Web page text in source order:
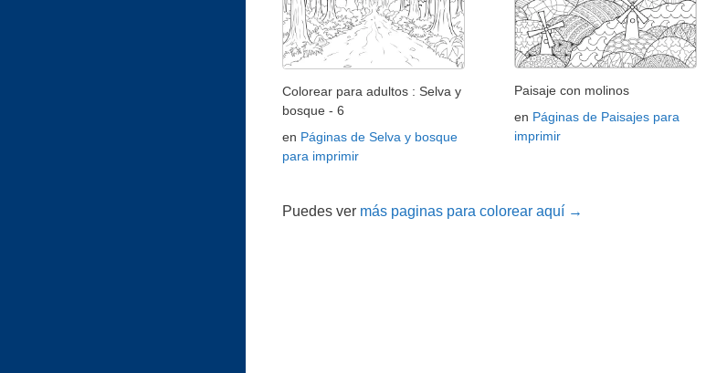
Colorear para adultos : Selva y
bosque - 6
en Páginas de Selva y bosque
para imprimir
Paisaje con molinos
en Páginas de Paisajes para
imprimir
Puedes ver más paginas para colorear aquí →